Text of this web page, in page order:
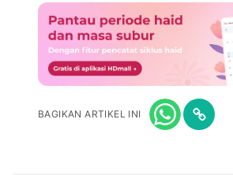
BAGIKAN ARTIKEL INI